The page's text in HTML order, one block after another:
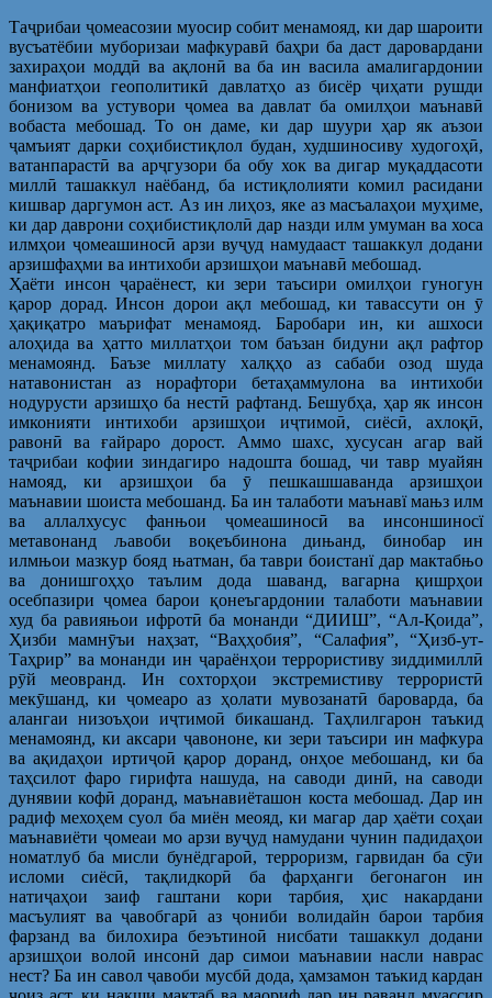
Таҷрибаи ҷомеасозии муосир собит менамояд, ки дар шароити
вусъатёбии муборизаи мафкуравӣ баҳри ба даст даровардани
захираҳои моддӣ ва ақлонӣ ва ба ин васила амалигардонии
манфиатҳои геополитикӣ давлатҳо аз бисёр ҷиҳати рушди
бонизом ва устувори ҷомеа ва давлат ба омилҳои маънавӣ
вобаста мебошад. То он даме, ки дар шуури ҳар як аъзои
ҷамъият дарки соҳибистиқлол будан, худшиносиву худогоҳӣ,
ватанпарастӣ ва арҷгузори ба обу хок ва дигар муқаддасоти
миллӣ ташаккул наёбанд, ба истиқлолияти комил расидани
кишвар даргумон аст. Аз ин лиҳоз, яке аз масъалаҳои муҳиме,
ки дар даврони соҳибистиқлолӣ дар назди илм умуман ва хоса
илмҳои ҷомеашиносӣ арзи вуҷуд намудааст ташаккул додани
арзишфаҳми ва интихоби арзишҳои маънавӣ мебошад.
Ҳаёти инсон ҷараёнест, ки зери таъсири омилҳои гуногун
қарор дорад. Инсон дорои ақл мебошад, ки тавассути он ӯ
ҳақиқатро маърифат менамояд. Баробари ин, ки ашхоси
алоҳида ва ҳатто миллатҳои том баъзан бидуни ақл рафтор
менамоянд. Баъзе миллату халқҳо аз сабаби озод шуда
натавонистан аз норафтори бетаҳаммулона ва интихоби
нодурусти арзишҳо ба нестӣ рафтанд. Бешубҳа, ҳар як инсон
имконияти интихоби арзишҳои иҷтимоӣ, сиёсӣ, ахлоқӣ,
равонӣ ва ғайраро дорост. Аммо шахс, хусусан агар вай
таҷрибаи кофии зиндагиро надошта бошад, чи тавр муайян
намояд, ки арзишҳои ба ӯ пешкашшаванда арзишҳои
маънавии шоиста мебошанд. Ба ин талаботи маънавї мањз илм
ва аллалхусус фанњои ҷомеашиносӣ ва инсоншиносї
метавонанд љавоби воқеъбинона дињанд, бинобар ин
илмњои мазкур бояд њатман, ба таври боистанї дар мактабњо
ва донишгоҳҳо таълим дода шаванд, вагарна қишрҳои
осебпазири ҷомеа барои қонеъгардонии талаботи маънавии
худ ба равияњои ифротӣ ба монанди “ДИИШ”, “Ал-Қоида”,
Ҳизби мамнӯъи наҳзат, “Ваҳҳобия”, “Салафия”, “Ҳизб-ут-
Таҳрир” ва монанди ин ҷараёнҳои террористиву зиддимиллӣ
рӯй меовранд. Ин сохторҳои экстремистиву террористӣ
мекӯшанд, ки ҷомеаро аз ҳолати мувозанатӣ бароварда, ба
алангаи низоъҳои иҷтимоӣ бикашанд. Таҳлилгарон таъкид
менамоянд, ки аксари ҷавононе, ки зери таъсири ин мафкура
ва ақидаҳои иртиҷоӣ қарор доранд, онҳое мебошанд, ки ба
таҳсилот фаро гирифта нашуда, на саводи динӣ, на саводи
дунявии кофӣ доранд, маънавиёташон коста мебошад. Дар ин
радиф мехоҳем суол ба миён меояд, ки магар дар ҳаёти соҳаи
маънавиёти ҷомеаи мо арзи вуҷуд намудани чунин падидаҳои
номатлуб ба мисли бунёдгароӣ, терроризм, гарвидан ба сӯи
исломи сиёсӣ, тақлидкорӣ ба фарҳанги бегонагон ин
натиҷаҳои заиф гаштани кори тарбия, ҳис накардани
масъулият ва ҷавобгарӣ аз ҷониби волидайн барои тарбия
фарзанд ва билохира беэътиноӣ нисбати ташаккул додани
арзишҳои волоӣ инсонӣ дар симои маънавии насли наврас
нест? Ба ин савол ҷавоби мусбӣ дода, ҳамзамон таъкид кардан